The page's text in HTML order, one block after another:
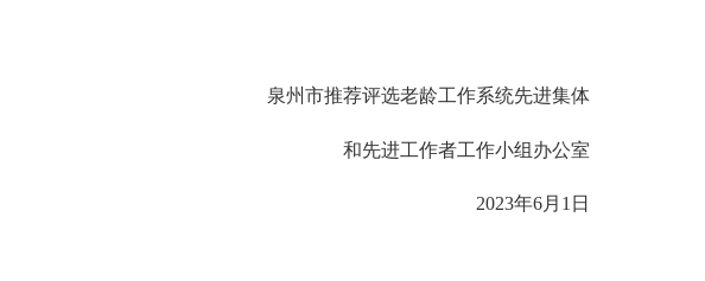
泉州市推荐评选老龄工作系统先进集体
和先进工作者工作小组办公室
2023年6月1日